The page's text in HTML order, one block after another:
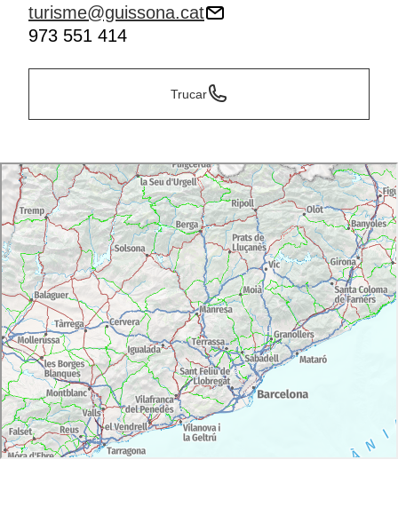
turisme@guissona.cat
973 551 414
Trucar